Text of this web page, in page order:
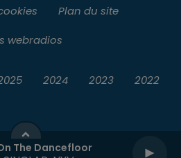
The Dancefloor
Plan du site
webradios
2024 2023 2022